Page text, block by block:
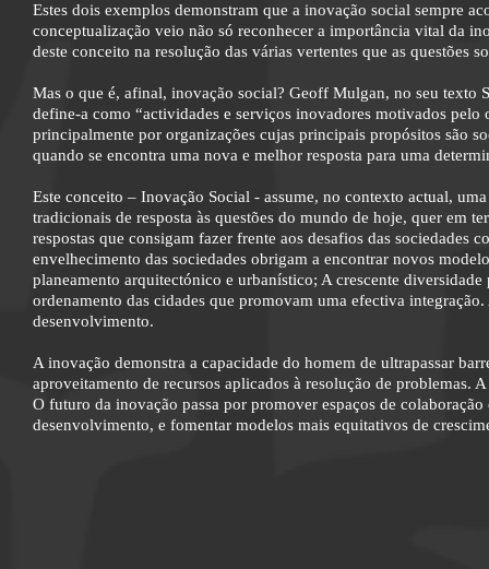
Estes dois exemplos demonstram que a inovação social sempre
conceptualização veio não só reconhecer a importância vital da
deste conceito na resolução das várias vertentes que as questões
Mas o que é, afinal, inovação social? Geoff Mulgan, no seu
define-a como “actividades e serviços inovadores motivados
principalmente por organizações cujas principais propósitos são
quando se encontra uma nova e melhor resposta para uma
Este conceito – Inovação Social - assume, no contexto actual,
tradicionais de resposta às questões do mundo de hoje, quer em
respostas que consigam fazer frente aos desafios das sociedades
envelhecimento das sociedades obrigam a encontrar novos
planeamento arquitectónico e urbanístico; A crescente
ordenamento das cidades que promovam uma efectiva
desenvolvimento.
A inovação demonstra a capacidade do homem de ultrapassar
aproveitamento de recursos aplicados à resolução de problemas.
O futuro da inovação passa por promover espaços de
desenvolvimento, e fomentar modelos mais equitativos de